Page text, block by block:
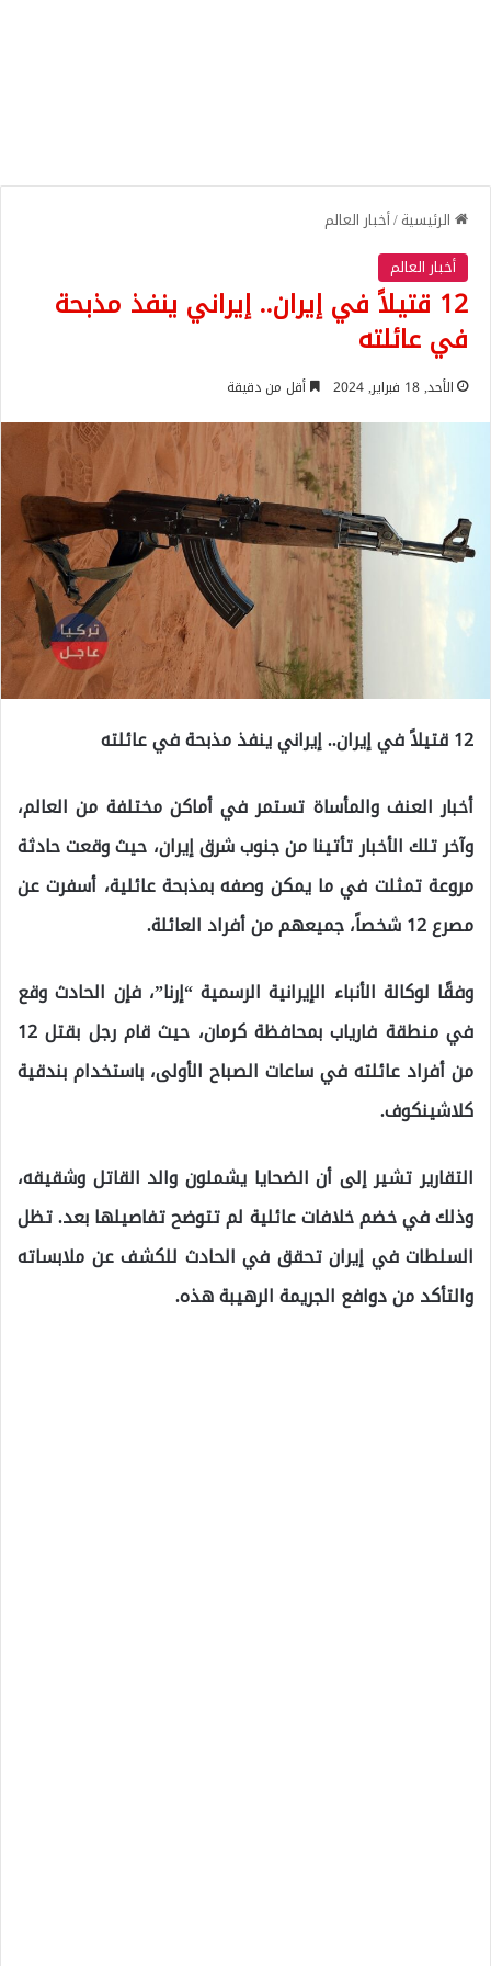
الرئيسية/أخبار العالم
أخبار العالم
12 قتيلاً في إيران.. إيراني ينفذ مذبحة
في عائلته
الأحد, 18 فبراير, 2024 أقل من دقيقة
12 قتيلاً في إيران.. إيراني ينفذ مذبحة في عائلته
أخبار العنف والمأساة تستمر في أماكن مختلفة من العالم،
وآخر تلك الأخبار تأتينا من جنوب شرق إيران، حيث وقعت حادثة
مروعة تمثلت في ما يمكن وصفه بمذبحة عائلية، أسفرت عن
مصرع 12 شخصاً، جميعهم من أفراد العائلة.
وفقًا لوكالة الأنباء الإيرانية الرسمية “إرنا”، فإن الحادث وقع
في منطقة فارياب بمحافظة كرمان، حيث قام رجل بقتل 12
من أفراد عائلته في ساعات الصباح الأولى، باستخدام بندقية
كلاشينكوف.
التقارير تشير إلى أن الضحايا يشملون والد القاتل وشقيقه،
وذلك في خضم خلافات عائلية لم تتوضح تفاصيلها بعد. تظل
السلطات في إيران تحقق في الحادث للكشف عن ملابساته
والتأكد من دوافع الجريمة الرهيبة هذه.